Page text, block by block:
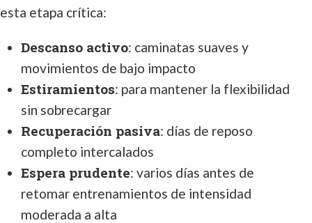
esta etapa crítica:
Descanso activo: caminatas suaves y
movimientos de bajo impacto
Estiramientos: para mantener la flexibilidad
sin sobrecargar
Recuperación pasiva: días de reposo
completo intercalados
Espera prudente: varios días antes de
retomar entrenamientos de intensidad
moderada a alta